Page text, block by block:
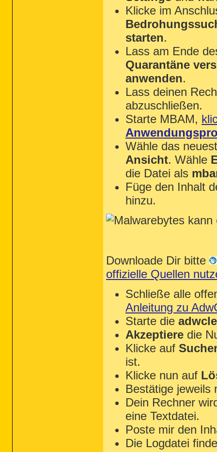
Klicke im
starten.
Lass am Ende
Quarantäne
anwenden.
Lass deinen
abzuschließen.
Starte MBAM,
Wähle das
Ansicht. Wähle
die Datei als
Füge den Inhalt
hinzu.
Downloade Dir bitte
offizielle Quellen
Schließe alle
Anleitung zu
Starte die
Akzeptiere die
Klicke auf
ist.
Klicke nun auf
Bestätige jeweils
Dein Rechner
eine Textdatei.
Poste mir den
Die Logdatei